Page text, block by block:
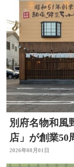
別府名物和風
店」が創業50
2026年08月01日